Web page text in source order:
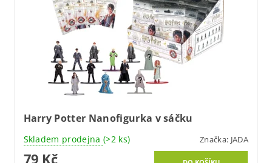
Harry Potter Nanofigurka v sáčku
Skladem prodejna (>2 ks) Značka: JADA
79 Kč